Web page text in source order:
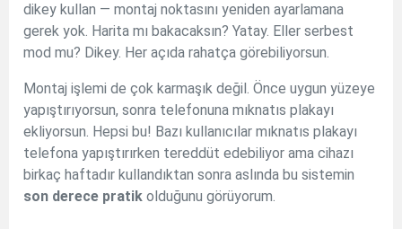
dikey kullan — montaj noktasını yeniden ayarlamana
gerek yok. Harita mı bakacaksın? Yatay. Eller serbest
mod mu? Dikey. Her açıda rahatça görebiliyorsun.
Montaj işlemi de çok karmaşık değil. Önce uygun yüzeye
yapıştırıyorsun, sonra telefonuna mıknatıs plakayı
ekliyorsun. Hepsi bu! Bazı kullanıcılar mıknatıs plakayı
telefona yapıştırırken tereddüt edebiliyor ama cihazı
birkaç haftadır kullandıktan sonra aslında bu sistemin
son derece pratik olduğunu görüyorum.